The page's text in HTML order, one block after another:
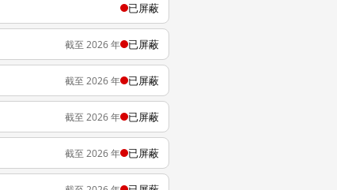
已屏蔽
截至 2026 年 已屏蔽
截至 2026 年 已屏蔽
截至 2026 年 已屏蔽
截至 2026 年 已屏蔽